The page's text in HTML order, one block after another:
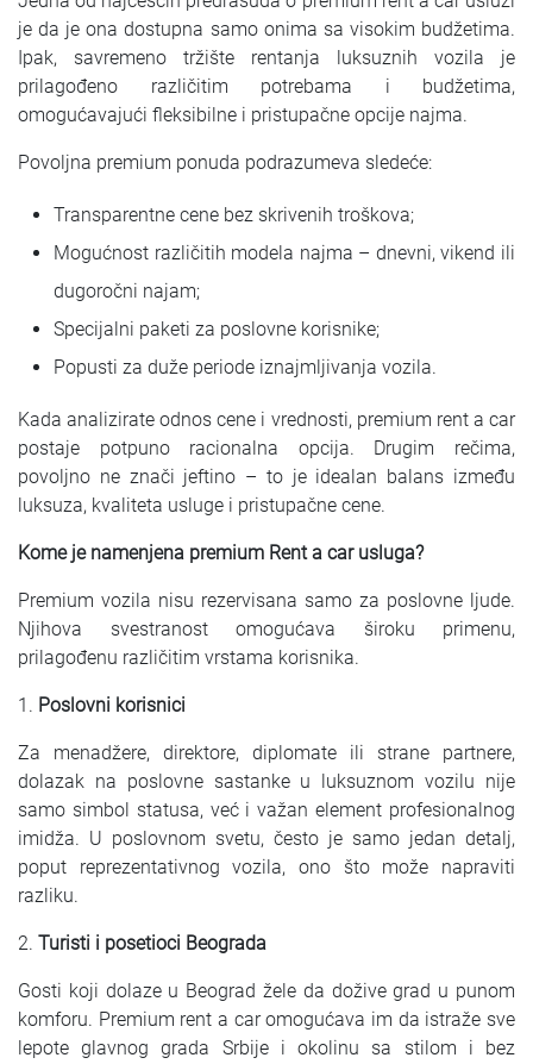
je da je ona dostupna samo onima sa visokim budžetima.
Ipak, savremeno tržište rentanja luksuznih vozila je
prilagođeno različitim potrebama i budžetima,
omogućavajući fleksibilne i pristupačne opcije najma.
Povoljna premium ponuda podrazumeva sledeće:
Transparentne cene bez skrivenih troškova;
Mogućnost različitih modela najma – dnevni, vikend ili
dugoročni najam;
Specijalni paketi za poslovne korisnike;
Popusti za duže periode iznajmljivanja vozila.
Kada analizirate odnos cene i vrednosti, premium rent a car
postaje potpuno racionalna opcija. Drugim rečima,
povoljno ne znači jeftino – to je idealan balans između
luksuza, kvaliteta usluge i pristupačne cene.
Kome je namenjena premium Rent a car usluga?
Premium vozila nisu rezervisana samo za poslovne ljude.
Njihova svestranost omogućava široku primenu,
prilagođenu različitim vrstama korisnika.
1. Poslovni korisnici
Za menadžere, direktore, diplomate ili strane partnere,
dolazak na poslovne sastanke u luksuznom vozilu nije
samo simbol statusa, već i važan element profesionalnog
imidža. U poslovnom svetu, često je samo jedan detalj,
poput reprezentativnog vozila, ono što može napraviti
razliku.
2. Turisti i posetioci Beograda
Gosti koji dolaze u Beograd žele da dožive grad u punom
komforu. Premium rent a car omogućava im da istraže sve
lepote glavnog grada Srbije i okolinu sa stilom i bez